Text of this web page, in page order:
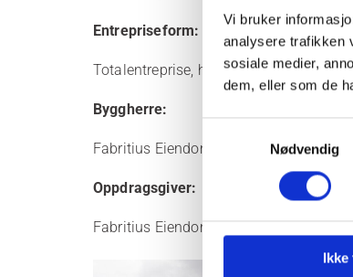
Vi bruker
analysere trafikken
sosiale medier,
dem, eller som de
Nødvendig
Ikke
Entrepriseform:
Totalentreprise, herunder sterkstrøm,
Byggherre:
Fabritius Eiendom AS
Oppdragsgiver:
Fabritius Eiendom AS